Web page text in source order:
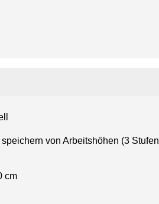
von Arbeitshöhen (3 Stufen
cm